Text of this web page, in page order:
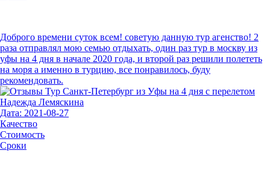
Доброго времени суток всем! советую данную тур агенство! 2
раза отправлял мою семью отдыхать, один раз тур в москву из
уфы на 4 дня в начале 2020 года, и второй раз решили полететь
на моря а именно в турцию, все понравилось, буду
рекомендовать.
Надежда Лемяскина
Дата: 2021-08-27
Качество
Стоимость
Сроки